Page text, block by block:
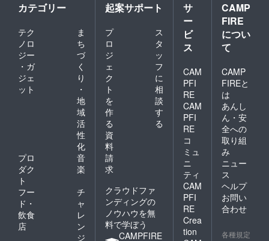
カテゴリー
テク
ノロ
ジー
・ガ
ジェ
ット
ま
ち
づ
く
り
・
地
域
活
性
化
プロ
ダク
ト
音
楽
フー
ド・
飲食
店
チ
ャ
レ
ン
ジ
起案サポート
プ
ロ
ジ
ェ
ク
ト
を
作
る
ス
タ
ッ
フ
に
相
談
す
る
資
料
請
求
クラウドファ
ンディングの
ノウハウを無
料で学ぼう
CAMPFIRE
サ
ー
ビ
ス
CAM
PFI
RE
CAM
PFI
RE
コ
ミュ
ニ
ティ
CAM
PFI
RE
Crea
tion
CAMP
FIRE
につい
て
CAMP
FIREと
は
あんし
ん・安
全への
取り組
み
ニュー
ス
ヘルプ
お問い
合わせ
各種規定